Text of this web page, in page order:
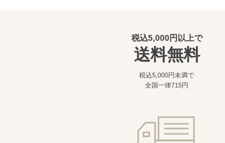
税込5,000円以上で
送料無料
税込5,000円未満で
全国一律715円